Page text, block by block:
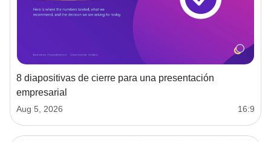
8 diapositivas de cierre para una presentación
empresarial
Aug 5, 2026 16:9